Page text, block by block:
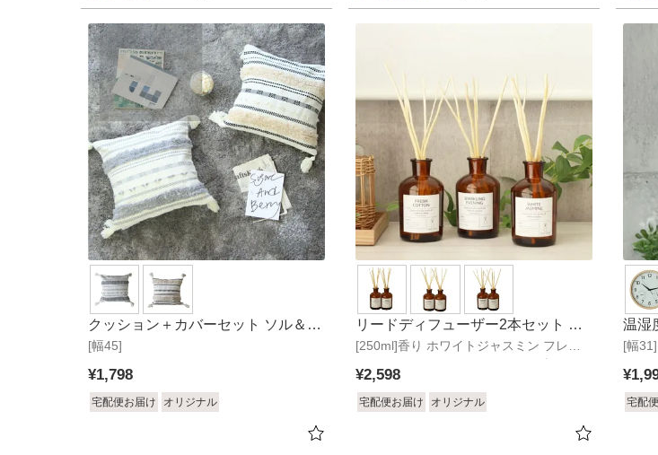
[幅45]
クッション＋カバーセット ソル＆サ
ーブル
¥1,798
宅配便お届け オリジナル
[250ml]香り ホワイトジャスミン フレッ
リードディフューザー2本セット ブ
ランチ
¥2,598
宅配便お届け オリジナル
[幅31]
温湿
¥
宅配